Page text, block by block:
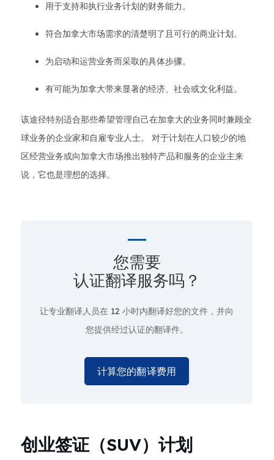
用于支持和执行业务计划的财务能力。
符合加拿大市场需求的清楚明了且可行的商业计划。
为启动和运营业务而采取的具体步骤。
有可能为加拿大带来显著的经济、社会或文化利益。
该途径特别适合那些希望管理自己在加拿大的业务同时兼顾全
球业务的企业家和自雇专业人士。 对于计划在人口较少的地
区经营业务或向加拿大市场推出独特产品和服务的企业主来
说，它也是理想的选择。
您需要
认证翻译服务吗？
让专业翻译人员在 12 小时内翻译好您的文件，并向
您提供经过认证的翻译件。
计算您的翻译费用
创业签证（SUV）计划